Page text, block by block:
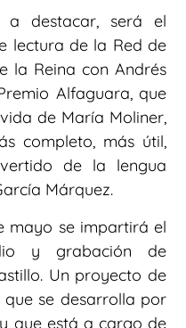
a destacar, será el
lectura de la Red de
la Reina con Andrés
Alfaguara, que
de María Moliner,
completo, más útil,
de la lengua
Márquez.
mayo se impartirá el
y grabación de
Un proyecto de
se desarrolla por
que está a cargo de